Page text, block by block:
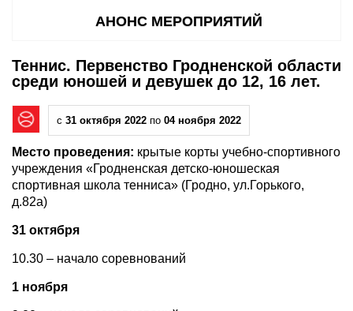
АНОНС МЕРОПРИЯТИЙ
Теннис. Первенство Гродненской области
среди юношей и девушек до 12, 16 лет.
с 31 октября 2022 по 04 ноября 2022
Место проведения: крытые корты учебно-спортивного
учреждения «Гродненская детско-юношеская
спортивная школа тенниса» (Гродно, ул.Горького,
д.82а)
31 октября
10.30 – начало соревнований
1 ноября